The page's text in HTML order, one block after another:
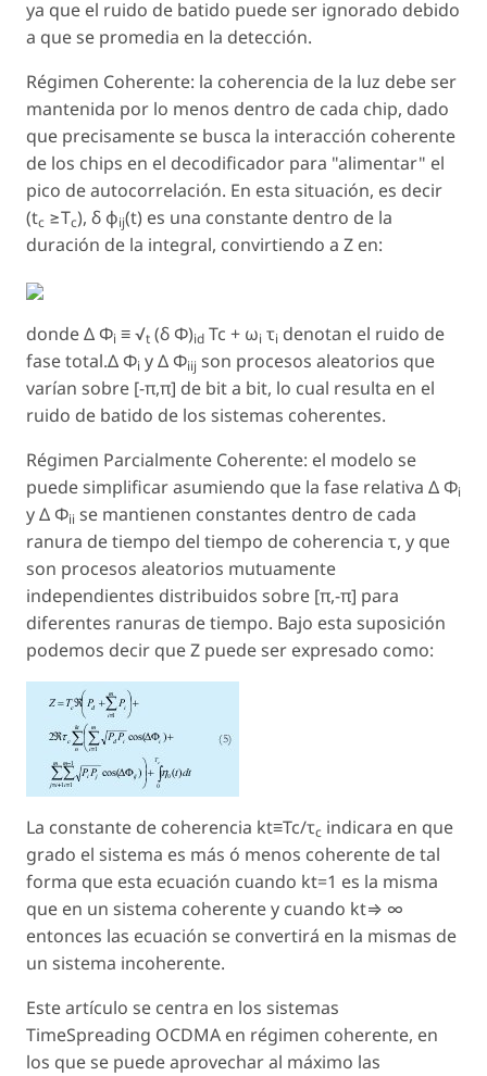
ya que el ruido de batido puede ser ignorado debido
a que se promedia en la detección.
Régimen Coherente: la coherencia de la luz debe ser
mantenida por lo menos dentro de cada chip, dado
que precisamente se busca la interacción coherente
de los chips en el decodificador para "alimentar" el
pico de autocorrelación. En esta situación, es decir
(tc ≥Tc), δ φij(t) es una constante dentro de la
duración de la integral, convirtiendo a Z en:
donde Δ Φi ≡ √t (δ Φ)id Tc + ωi τi denotan el ruido de
fase total.Δ Φi y Δ Φiij son procesos aleatorios que
varían sobre [-π,π] de bit a bit, lo cual resulta en el
ruido de batido de los sistemas coherentes.
Régimen Parcialmente Coherente: el modelo se
puede simplificar asumiendo que la fase relativa Δ Φi
y Δ Φii se mantienen constantes dentro de cada
ranura de tiempo del tiempo de coherencia τ, y que
son procesos aleatorios mutuamente
independientes distribuidos sobre [π,-π] para
diferentes ranuras de tiempo. Bajo esta suposición
podemos decir que Z puede ser expresado como:
La constante de coherencia kt≡Tc/τc indicara en que
grado el sistema es más ó menos coherente de tal
forma que esta ecuación cuando kt=1 es la misma
que en un sistema coherente y cuando kt⇒ ∞
entonces las ecuación se convertirá en la mismas de
un sistema incoherente.
Este artículo se centra en los sistemas
TimeSpreading OCDMA en régimen coherente, en
los que se puede aprovechar al máximo las